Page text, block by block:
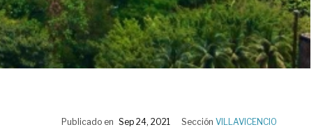
Publicado en Sep 24, 2021 Sección VILLAVICENCIO